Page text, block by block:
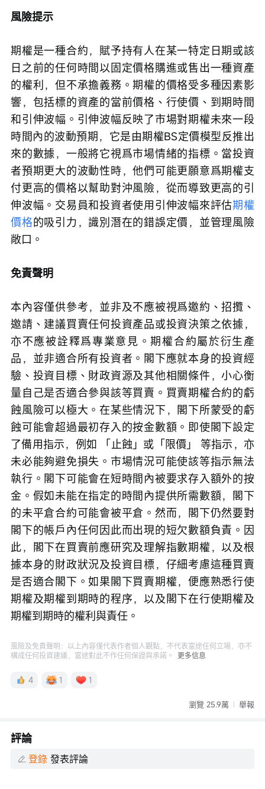
風險提示
期權是一種合約，賦予持有人在某一特定日期或該
日之前的任何時間以固定價格購進或售出一種資產
的權利，但不承擔義務。期權的價格受多種因素影
響，包括標的資產的當前價格、行使價、到期時間
和引伸波幅。引伸波幅反映了市場對期權未來一段
時間內的波動預期，它是由期權BS定價模型反推出
來的數據，一般將它視爲市場情緒的指標。當投資
者預期更大的波動性時，他們可能更願意爲期權支
付更高的價格以幫助對沖風險，從而導致更高的引
伸波幅。交易員和投資者使用引伸波幅來評估期權
價格的吸引力，識別潛在的錯誤定價，並管理風險
敞口。
免責聲明
本內容僅供參考，並非及不應被視爲邀約、招攬、
邀請、建議買賣任何投資產品或投資決策之依據，
亦不應被詮釋爲專業意見。期權合約屬於衍生產
品，並非適合所有投資者。閣下應就本身的投資經
驗、投資目標、財政資源及其他相關條件，小心衡
量自己是否適合參與該等買賣。買賣期權合約的虧
蝕風險可以極大。在某些情況下，閣下所蒙受的虧
蝕可能會超過最初存入的按金數額。即使閣下設定
了備用指示，例如 「止蝕」或「限價」 等指示，亦
未必能夠避免損失。市場情況可能使該等指示無法
執行。閣下可能會在短時間內被要求存入額外的按
金。假如未能在指定的時間內提供所需數額，閣下
的未平倉合約可能會被平倉。然而，閣下仍然要對
閣下的帳戶內任何因此而出現的短欠數額負責。因
此，閣下在買賣前應研究及理解指數期權，以及根
據本身的財政狀況及投資目標，仔細考慮這種買賣
是否適合閣下。如果閣下買賣期權，便應熟悉行使
期權及期權到期時的程序，以及閣下在行使期權及
期權到期時的權利與責任。
風險及免責聲明：以上內容僅代表作者個人觀點，不代表富途任何立場，亦不
構成任何投資建議，富途對此不作任何保證與承諾。
更多信息
4 1 1
瀏覽 25.9萬 舉報
評論
登錄 發表評論